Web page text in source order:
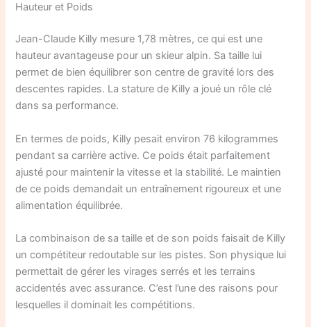
Hauteur et Poids
Jean-Claude Killy mesure 1,78 mètres, ce qui est une
hauteur avantageuse pour un skieur alpin. Sa taille lui
permet de bien équilibrer son centre de gravité lors des
descentes rapides. La stature de Killy a joué un rôle clé
dans sa performance.
En termes de poids, Killy pesait environ 76 kilogrammes
pendant sa carrière active. Ce poids était parfaitement
ajusté pour maintenir la vitesse et la stabilité. Le maintien
de ce poids demandait un entraînement rigoureux et une
alimentation équilibrée.
La combinaison de sa taille et de son poids faisait de Killy
un compétiteur redoutable sur les pistes. Son physique lui
permettait de gérer les virages serrés et les terrains
accidentés avec assurance. C’est l’une des raisons pour
lesquelles il dominait les compétitions.